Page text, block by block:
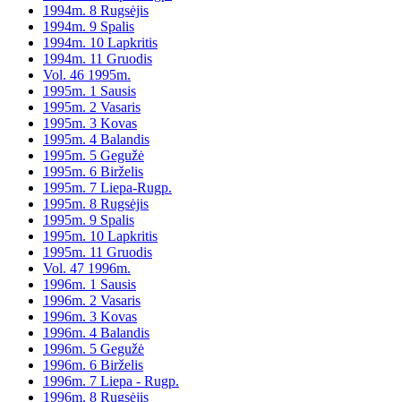
1994m. 8 Rugsėjis
1994m. 9 Spalis
1994m. 10 Lapkritis
1994m. 11 Gruodis
Vol. 46 1995m.
1995m. 1 Sausis
1995m. 2 Vasaris
1995m. 3 Kovas
1995m. 4 Balandis
1995m. 5 Gegužė
1995m. 6 Birželis
1995m. 7 Liepa-Rugp.
1995m. 8 Rugsėjis
1995m. 9 Spalis
1995m. 10 Lapkritis
1995m. 11 Gruodis
Vol. 47 1996m.
1996m. 1 Sausis
1996m. 2 Vasaris
1996m. 3 Kovas
1996m. 4 Balandis
1996m. 5 Gegužė
1996m. 6 Birželis
1996m. 7 Liepa - Rugp.
1996m. 8 Rugsėjis